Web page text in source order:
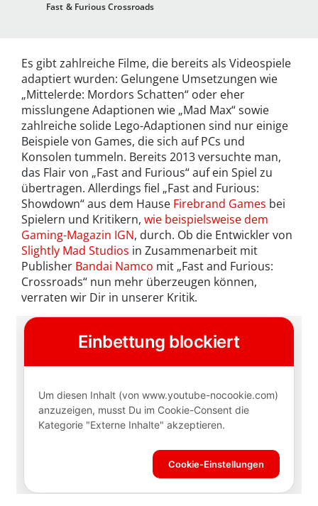
Fast & Furious Crossroads
Es gibt zahlreiche Filme, die bereits als Videospiele
adaptiert wurden: Gelungene Umsetzungen wie
„Mittelerde: Mordors Schatten“ oder eher
misslungene Adaptionen wie „Mad Max“ sowie
zahlreiche solide Lego-Adaptionen sind nur einige
Beispiele von Games, die sich auf PCs und
Konsolen tummeln. Bereits 2013 versuchte man,
das Flair von „Fast and Furious“ auf ein Spiel zu
übertragen. Allerdings fiel „Fast and Furious:
Showdown“ aus dem Hause Firebrand Games bei
Spielern und Kritikern, wie beispielsweise dem
Gaming-Magazin IGN, durch. Ob die Entwickler von
Slightly Mad Studios in Zusammenarbeit mit
Publisher Bandai Namco mit „Fast and Furious:
Crossroads“ nun mehr überzeugen können,
verraten wir Dir in unserer Kritik.